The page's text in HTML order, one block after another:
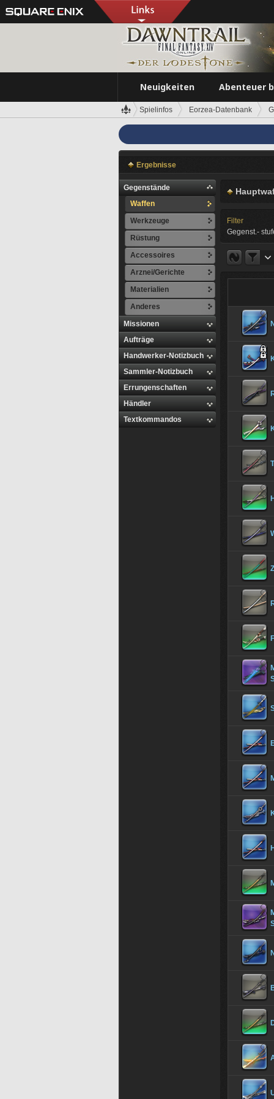
Neuigkeiten Abenteuer
Spielinfos Eorzea-Datenbank
Ergebnisse
Gegenstände
Waffen
Werkzeuge
Rüstung
Accessoires
Arznei/Gerichte
Materialien
Anderes
Missionen
Aufträge
Handwerker-Notizbuch
Sammler-Notizbuch
Errungenschaften
Händler
Textkommandos
Filter
Gegenst.-